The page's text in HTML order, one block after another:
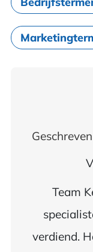
Team
verdiend.